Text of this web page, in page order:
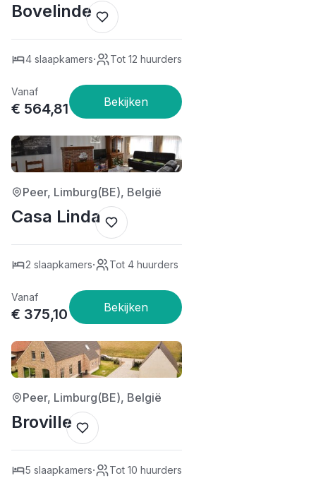
Bovelinde
4 slaapkamers· Tot 12 huurders
Vanaf
€ 564,81
3/5
Peer, Limburg(BE), België
Casa Linda
2 slaapkamers· Tot 4 huurders
Vanaf
€ 375,10
4/5
Peer, Limburg(BE), België
Broville
5 slaapkamers· Tot 10 huurders